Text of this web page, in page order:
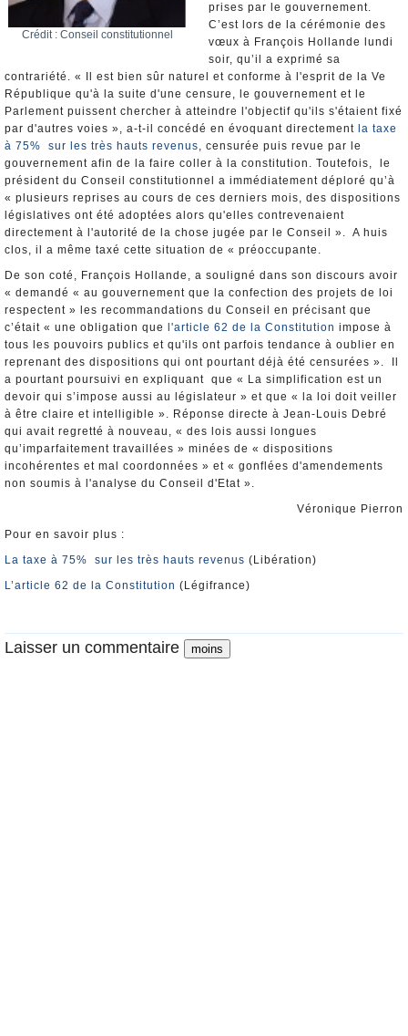
Crédit : Conseil constitutionnel
prises par le gouvernement.
C’est lors de la cérémonie des
vœux à François Hollande lundi
soir, qu’il a exprimé sa
contrariété. « Il est bien sûr naturel et conforme à l'esprit de la Ve
République qu'à la suite d'une censure, le gouvernement et le
Parlement puissent chercher à atteindre l'objectif qu'ils s'étaient fixé
par d'autres voies », a-t-il concédé en évoquant directement la taxe
à 75% sur les très hauts revenus, censurée puis revue par le
gouvernement afin de la faire coller à la constitution. Toutefois, le
président du Conseil constitutionnel a immédiatement déploré qu’à
« plusieurs reprises au cours de ces derniers mois, des dispositions
législatives ont été adoptées alors qu'elles contrevenaient
directement à l'autorité de la chose jugée par le Conseil ». A huis
clos, il a même taxé cette situation de « préoccupante.
De son coté, François Hollande, a souligné dans son discours avoir
« demandé « au gouvernement que la confection des projets de loi
respectent » les recommandations du Conseil en précisant que
c’était « une obligation que
l'article 62 de la Constitution impose à
tous les pouvoirs publics et qu'ils ont parfois tendance à oublier en
reprenant des dispositions qui ont pourtant déjà été censurées ». Il
a pourtant poursuivi en expliquant que « La simplification est un
devoir qui s’impose aussi au législateur » et que « la loi doit veiller
à être claire et intelligible ». Réponse directe à Jean-Louis Debré
qui avait regretté à nouveau, « des lois aussi longues
qu’imparfaitement travaillées » minées de « dispositions
incohérentes et mal coordonnées » et « gonflées d'amendements
non soumis à l'analyse du Conseil d'Etat ».
Véronique Pierron
Pour en savoir plus :
La taxe à 75% sur les très hauts revenus (Libération)
L’article 62 de la Constitution (Légifrance)
Laisser un commentaire